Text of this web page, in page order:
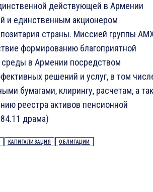
действующей в Армении
и единственным акционером
страны. Миссией группы
формированию благоприятной
среды в Армении посредством
решений и услуг, в том
бумагами, клирингу, расчетам, а
реестра активов пенсионной
драма)
КАПИТАЛИЗАЦИЯ ОБЛИГАЦИИ